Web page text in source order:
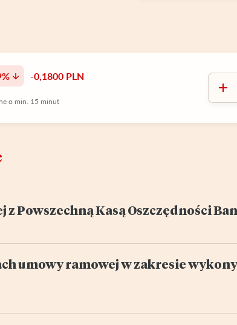
-0,1800 PLN
o min. 15 minut
Powszechną Kasą Oszczędności
umowy ramowej w zakresie